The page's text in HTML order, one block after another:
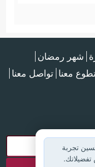
شهر رمضان
معنا تواصل معنا
تجربة